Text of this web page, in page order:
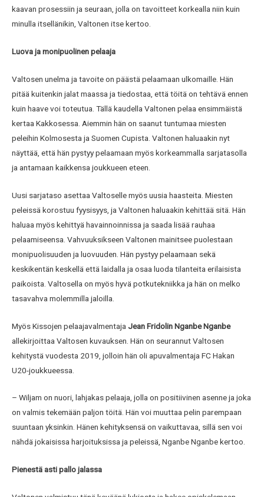
kaavan prosessiin ja seuraan, jolla on tavoitteet korkealla niin kuin
minulla itsellänikin, Valtonen itse kertoo.
Luova ja monipuolinen pelaaja
Valtosen unelma ja tavoite on päästä pelaamaan ulkomaille. Hän
pitää kuitenkin jalat maassa ja tiedostaa, että töitä on tehtävä ennen
kuin haave voi toteutua. Tällä kaudella Valtonen pelaa ensimmäistä
kertaa Kakkosessa. Aiemmin hän on saanut tuntumaa miesten
peleihin Kolmosesta ja Suomen Cupista. Valtonen haluaakin nyt
näyttää, että hän pystyy pelaamaan myös korkeammalla sarjatasolla
ja antamaan kaikkensa joukkueen eteen.
Uusi sarjataso asettaa Valtoselle myös uusia haasteita. Miesten
peleissä korostuu fyysisyys, ja Valtonen haluaakin kehittää sitä. Hän
haluaa myös kehittyä havainnoinnissa ja saada lisää rauhaa
pelaamiseensa. Vahvuuksikseen Valtonen mainitsee puolestaan
monipuolisuuden ja luovuuden. Hän pystyy pelaamaan sekä
keskikentän keskellä että laidalla ja osaa luoda tilanteita erilaisista
paikoista. Valtosella on myös hyvä potkutekniikka ja hän on melko
tasavahva molemmilla jaloilla.
Myös Kissojen pelaajavalmentaja Jean Fridolin Nganbe Nganbe
allekirjoittaa Valtosen kuvauksen. Hän on seurannut Valtosen
kehitystä vuodesta 2019, jolloin hän oli apuvalmentaja FC Hakan
U20-joukkueessa.
– Wiljam on nuori, lahjakas pelaaja, jolla on positiivinen asenne ja joka
on valmis tekemään paljon töitä. Hän voi muuttaa pelin parempaan
suuntaan yksinkin. Hänen kehityksensä on vaikuttavaa, sillä sen voi
nähdä jokaisissa harjoituksissa ja peleissä, Nganbe Nganbe kertoo.
Pienestä asti pallo jalassa